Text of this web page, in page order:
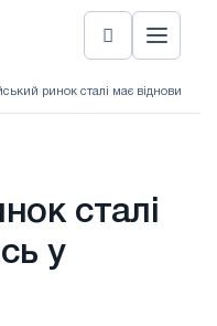
ринок сталі має відновитись
сталі
у